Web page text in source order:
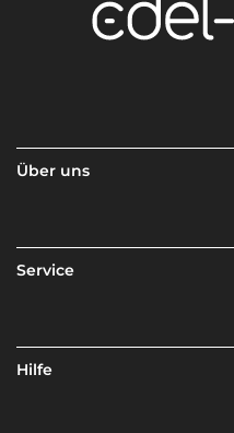
Über uns
Service
Hilfe